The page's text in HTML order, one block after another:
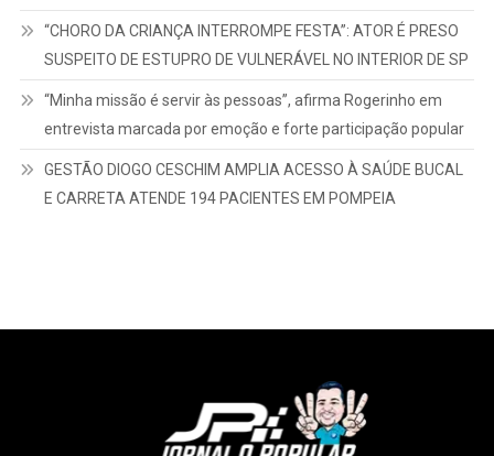
“CHORO DA CRIANÇA INTERROMPE FESTA”: ATOR É PRESO
SUSPEITO DE ESTUPRO DE VULNERÁVEL NO INTERIOR DE SP
“Minha missão é servir às pessoas”, afirma Rogerinho em
entrevista marcada por emoção e forte participação popular
GESTÃO DIOGO CESCHIM AMPLIA ACESSO À SAÚDE BUCAL
E CARRETA ATENDE 194 PACIENTES EM POMPEIA